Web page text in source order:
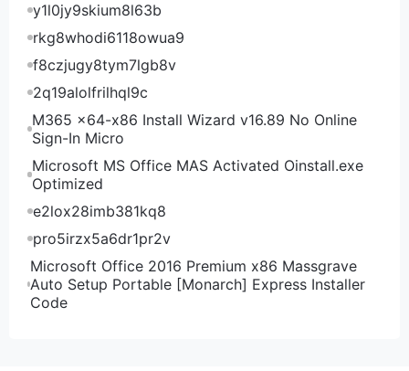
y1l0jy9skium8l63b
rkg8whodi6118owua9
f8czjugy8tym7lgb8v
2q19alolfrilhql9c
M365 x64-x86 Install Wizard v16.89 No Online
Sign-In Micro
Microsoft MS Office MAS Activated Oinstall.exe
Optimized
e2lox28imb381kq8
pro5irzx5a6dr1pr2v
Microsoft Office 2016 Premium x86 Massgrave
Auto Setup Portable [Monarch] Express Installer
Code